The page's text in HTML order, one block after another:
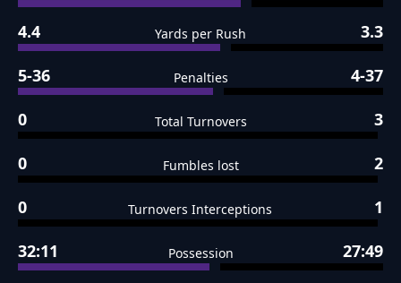
4.4 Yards per Rush 3.3
5-36 Penalties 4-37
0 Total Turnovers 3
0 Fumbles lost 2
0 Turnovers Interceptions 1
32:11 Possession 27:49